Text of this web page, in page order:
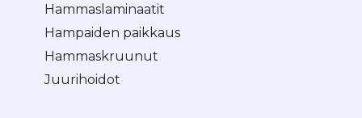
Hammaslaminaatit
Hampaiden paikkaus
Hammaskruunut
Juurihoidot